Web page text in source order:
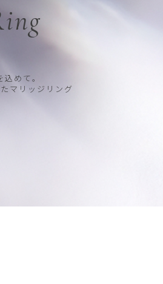
めて。
マリッジリング